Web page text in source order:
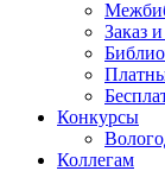
Заказ
Конкурсы
Коллегам